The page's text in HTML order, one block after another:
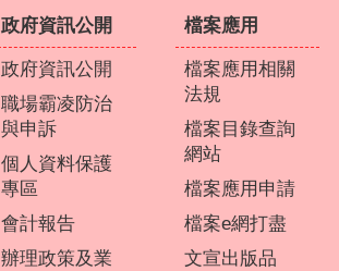
政府資訊公開
政府資訊公開
職場霸凌防治
與申訴
個人資料保護
專區
會計報告
辦理政策及業
檔案應用
檔案應用相關
法規
檔案目錄查詢
網站
檔案應用申請
檔案e網打盡
文宣出版品